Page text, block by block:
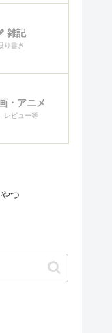
雑記
り書き
・アニメ
レビュー等
つ